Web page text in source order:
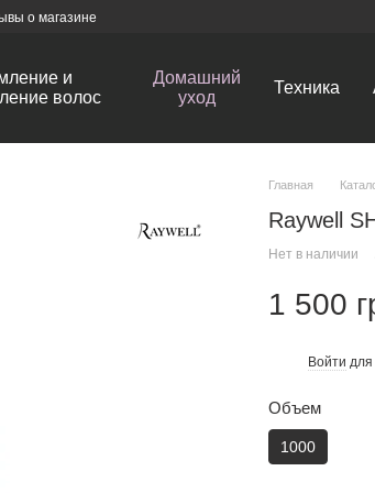
о магазине
и
волос
Домашний
уход
Техника
Главная
Raywell
Нет в наличии
1 500
Войти
Объем
1000